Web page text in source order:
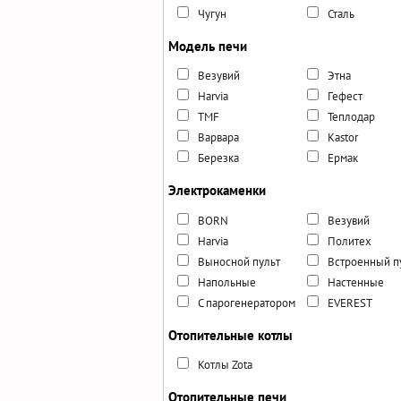
Чугун
Сталь
Модель печи
Везувий
Этна
Harvia
Гефест
TMF
Теплодар
Варвара
Kastor
Березка
Ермак
Электрокаменки
BORN
Везувий
Harvia
Политех
Выносной пульт
Встроенный
Напольные
Настенные
С парогенератором
EVEREST
Отопительные котлы
Котлы Zota
Отопительные печи